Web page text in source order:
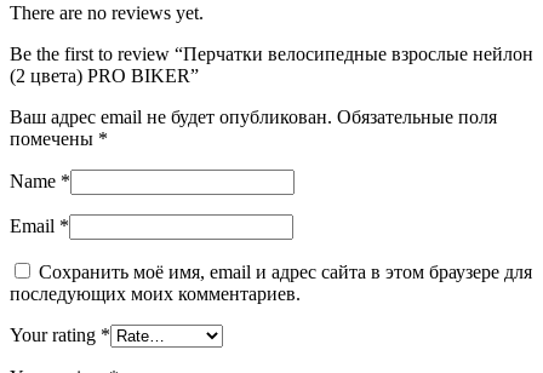
There are no reviews yet.
Be the first to review “Перчатки велосипедные взрослые нейлон
(2 цвета) PRO BIKER”
Ваш адрес email не будет опубликован. Обязательные поля
помечены *
Name *
Email *
Сохранить моё имя, email и адрес сайта в этом браузере для
последующих моих комментариев.
Your rating *